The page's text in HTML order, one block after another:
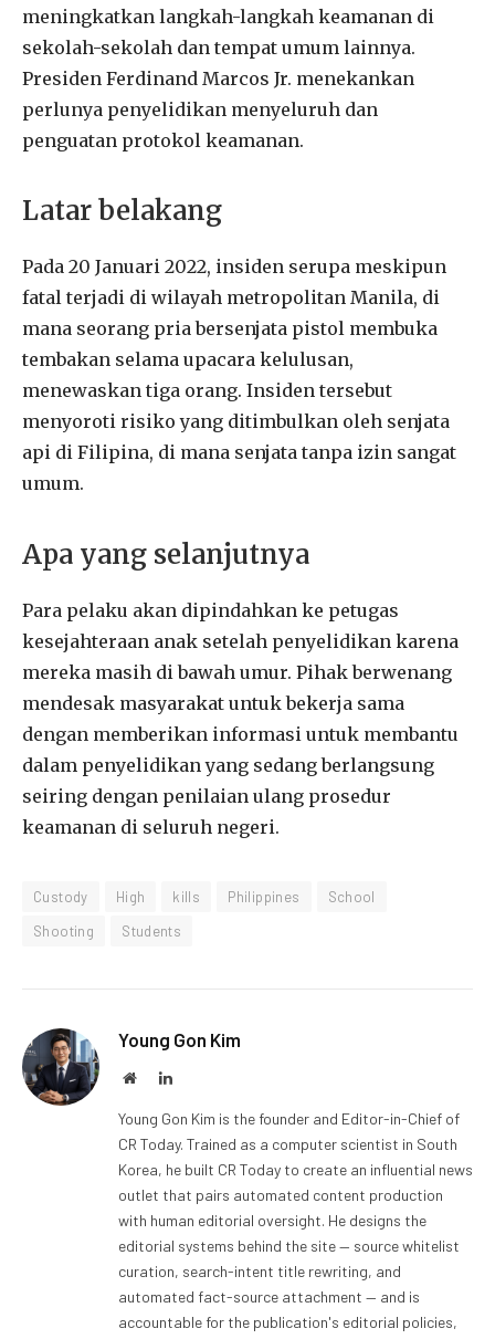
meningkatkan langkah-langkah keamanan di
sekolah-sekolah dan tempat umum lainnya.
Presiden Ferdinand Marcos Jr. menekankan
perlunya penyelidikan menyeluruh dan
penguatan protokol keamanan.
Latar belakang
Pada 20 Januari 2022, insiden serupa meskipun
fatal terjadi di wilayah metropolitan Manila, di
mana seorang pria bersenjata pistol membuka
tembakan selama upacara kelulusan,
menewaskan tiga orang. Insiden tersebut
menyoroti risiko yang ditimbulkan oleh senjata
api di Filipina, di mana senjata tanpa izin sangat
umum.
Apa yang selanjutnya
Para pelaku akan dipindahkan ke petugas
kesejahteraan anak setelah penyelidikan karena
mereka masih di bawah umur. Pihak berwenang
mendesak masyarakat untuk bekerja sama
dengan memberikan informasi untuk membantu
dalam penyelidikan yang sedang berlangsung
seiring dengan penilaian ulang prosedur
keamanan di seluruh negeri.
Custody High kills Philippines
School
Shooting
Students
Young Gon Kim
WebsiteLinkedIn
Young Gon Kim is the founder and Editor-in-Chief of
CR Today. Trained as a computer scientist in South
Korea, he built CR Today to create an influential news
outlet that pairs automated content production
with human editorial oversight. He designs the
editorial systems behind the site — source whitelist
curation, search-intent title rewriting, and
automated fact-source attachment — and is
accountable for the publication's editorial policies,